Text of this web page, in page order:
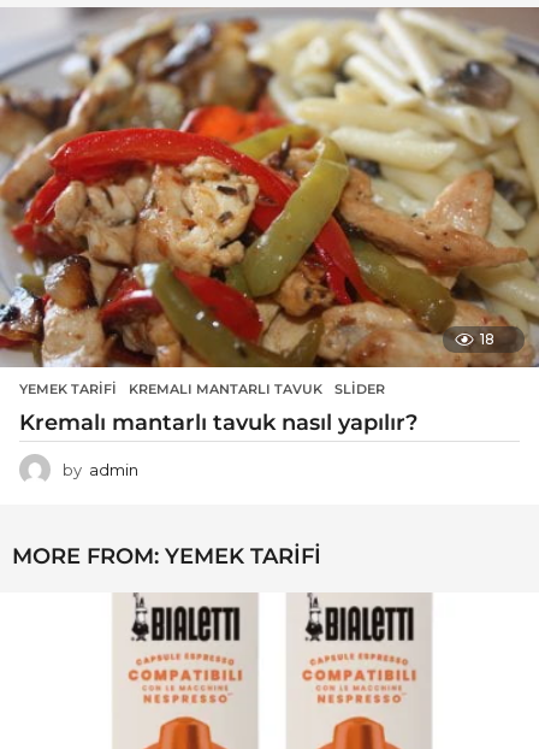
18
YEMEK TARIFI KREMALI MANTARLI TAVUK ,SLIDER
Kremalı mantarlı tavuk nasıl yapılır?
by admin
MORE FROM: YEMEK TARIFI